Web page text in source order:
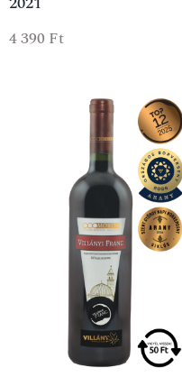
4 390 Ft